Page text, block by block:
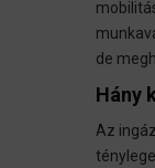
de
Hány
Az